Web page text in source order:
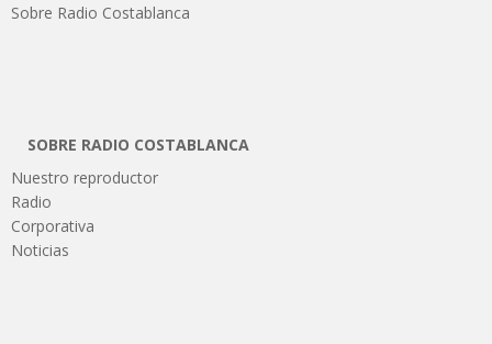
Sobre Radio Costablanca
SOBRE RADIO COSTABLANCA
Nuestro reproductor
Radio
Corporativa
Noticias